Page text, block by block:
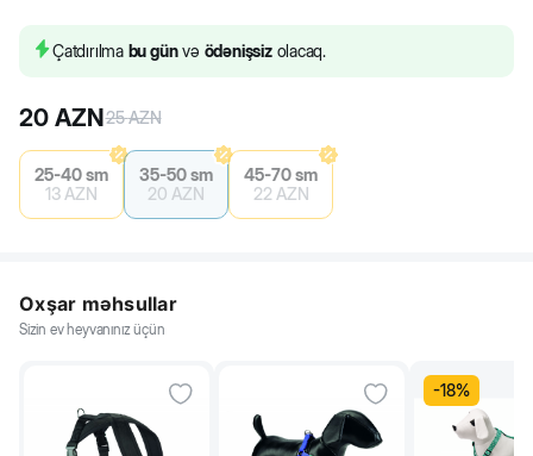
Çatdırılma bu günvə ödənişsizolacaq.
20 AZN25AZN
25-40 sm
13 AZN
35-50 sm
20 AZN
45-70 sm
22 AZN
Oxşar məhsullar
Sizin ev heyvanınız üçün
-18%